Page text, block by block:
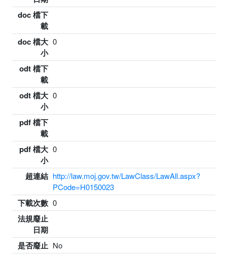
doc 檔下
載
doc 檔大
小
0
odt 檔下
載
odt 檔大
小
0
pdf 檔下
載
pdf 檔大
小
0
超連結 http://law.moj.gov.tw/LawClass/LawAll.aspx?
PCode=H0150023
下載次數 0
法規廢止
日期
是否廢止 No